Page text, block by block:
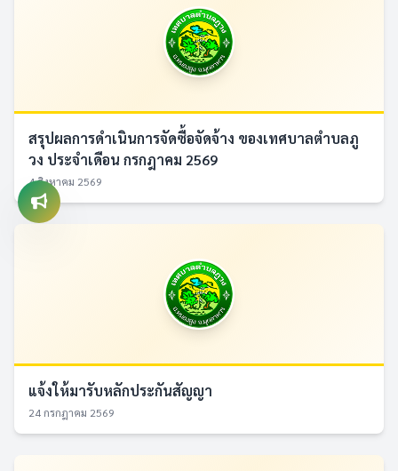
สรุปผลการดำเนินการจัดซื้อจัดจ้าง ของเทศบาลตำบลภู
วง ประจำเดือน กรกฎาคม 2569
4 สิงหาคม 2569
แจ้งให้มารับหลักประกันสัญญา
24 กรกฎาคม 2569